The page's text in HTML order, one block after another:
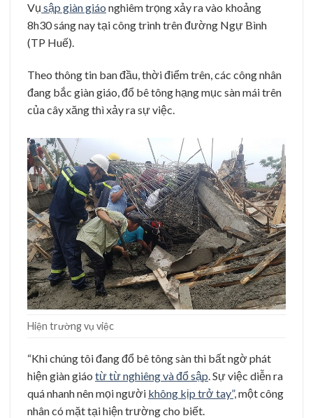
Vụ sập giàn giáo nghiêm trọng xảy ra vào khoảng
8h30 sáng nay tại công trình trên đường Ngự Bình
(TP Huế).
Theo thông tin ban đầu, thời điểm trên, các công nhân
đang bắc giàn giáo, đổ bê tông hạng mục sàn mái trên
của cây xăng thì xảy ra sự việc.
Hiện trường vụ việc
“Khi chúng tôi đang đổ bê tông sàn thì bất ngờ phát
hiện giàn giáo từ từ nghiêng và đổ sập. Sự việc diễn ra
quá nhanh nên mọi người không kịp trở tay”,một công
nhân có mặt tại hiện trường cho biết.